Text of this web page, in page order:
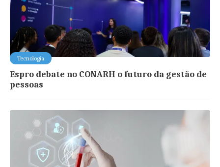
Tecnologia
Espro debate no CONARH o futuro da gestão de
pessoas